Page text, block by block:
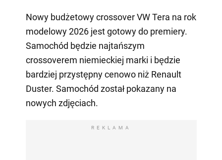
Nowy budżetowy crossover VW Tera na rok
modelowy 2026 jest gotowy do premiery.
Samochód będzie najtańszym
crossoverem niemieckiej marki i będzie
bardziej przystępny cenowo niż Renault
Duster. Samochód został pokazany na
nowych zdjęciach.
REKLAMA